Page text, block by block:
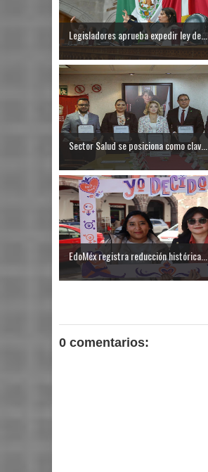
Legisladores aprueba expedir ley de...
Sector Salud se posiciona como clav...
EdoMéx registra reducción histórica...
0 comentarios: